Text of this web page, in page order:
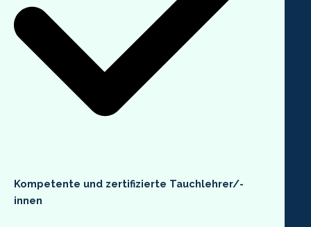
Kompetente und zertifizierte Tauchlehrer/-
innen